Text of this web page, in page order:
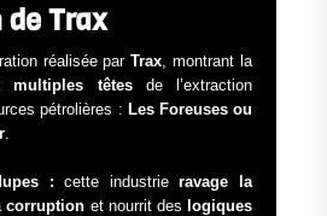
Trax
réalisée parTrax, montrant la
multiples têtesde l’extraction
pétrolières : Les Foreuses ou
.
: cette industrieravage la
corruption et nourrit deslogiques